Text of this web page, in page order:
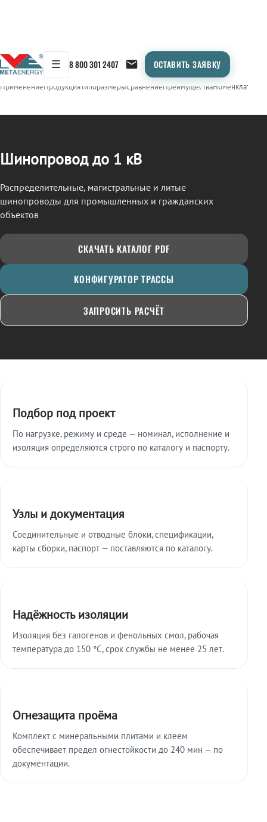
☰ 8 800 301 2407 ОСТАВИТЬ ЗАЯВКУ
← Продукция/ШИНОПРОВОД
ПрименениеПродукцияТипоразмерыСравнениеПреимуществаНоменклатура
Шинопровод до 1 кВ
Распределительные, магистральные и литые
шинопроводы для промышленных и гражданских
объектов
СКАЧАТЬ КАТАЛОГ PDF
КОНФИГУРАТОР ТРАССЫ
ЗАПРОСИТЬ РАСЧЁТ
Подбор под проект
По нагрузке, режиму и среде — номинал, исполнение и
изоляция определяются строго по каталогу и паспорту.
Узлы и документация
Соединительные и отводные блоки, спецификации,
карты сборки, паспорт — поставляются по каталогу.
Надёжность изоляции
Изоляция без галогенов и фенольных смол, рабочая
температура до 150 °C, срок службы не менее 25 лет.
Огнезащита проёма
Комплект с минеральными плитами и клеем
обеспечивает предел огнестойкости до 240 мин — по
документации.